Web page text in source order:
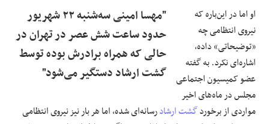
فرهنگی و هنری
مقالات
"مهسا امینی سه‌شنبه ۲۲ شهریور
حدود ساعت شش عصر در تهران در
حالی که همراه برادرش بوده توسط
گشت ارشاد دستگیر می‌شود"
او اما در این‌باره که
نیروی انتظامی چه
«توضیحاتی» داده،
اشاره‌ای نکرد. به گفته
عضو کمیسیون اجتماعی
مجلس در ماه‌های اخیر
مواردی از برخوردگشت ارشادرسانه‌ای شده، اما هر بار نیز نیروی انتظامی